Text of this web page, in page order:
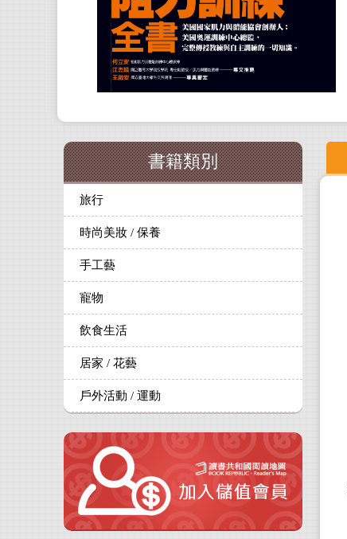
書籍類別
旅行
時尚美妝 / 保養
手工藝
寵物
飲食生活
居家 / 花藝
戶外活動 / 運動